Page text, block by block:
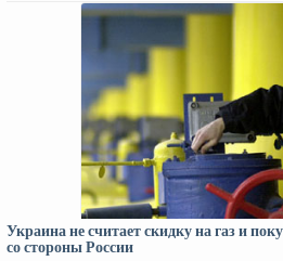
Украина не считает скидку на газ и
со стороны России